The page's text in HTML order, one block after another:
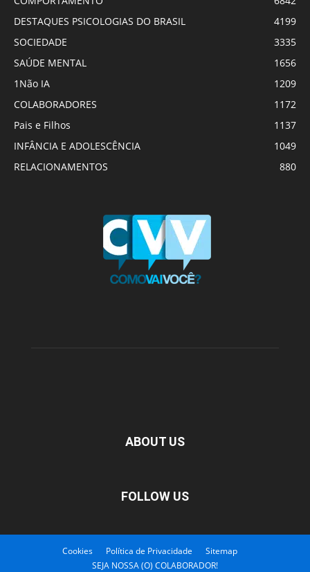
DESTAQUES PSICOLOGIAS DO BRASIL
4199
SOCIEDADE
3335
SAÚDE MENTAL
1656
1Não IA
1209
COLABORADORES
1172
Pais e Filhos
1137
INFÂNCIA E ADOLESCÊNCIA
1049
RELACIONAMENTOS
880
ABOUT US
FOLLOW US
Cookies Política de Privacidade
Sitemap
SEJA NOSSA (O) COLABORADOR!